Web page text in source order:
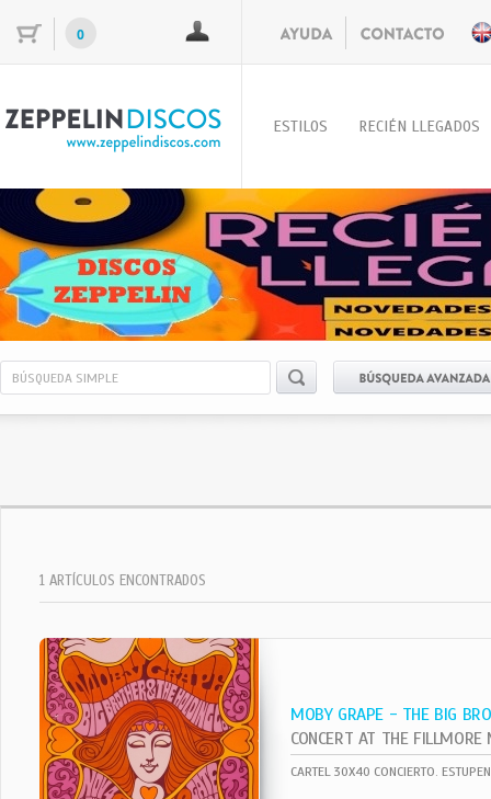
0
ESTILOS RECIÉN LLEGADOS
1 ARTÍCULOS ENCONTRADOS
MOBY GRAPE - THE BIG